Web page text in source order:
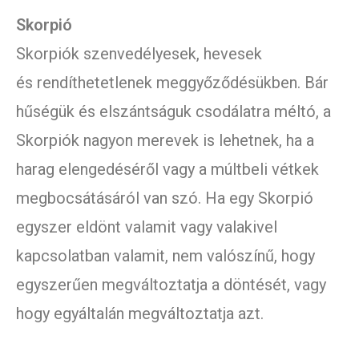
Skorpió
Skorpiók szenvedélyesek, hevesek
és rendíthetetlenek meggyőződésükben. Bár
hűségük és elszántságuk csodálatra méltó, a
Skorpiók nagyon merevek is lehetnek, ha a
harag elengedéséről vagy a múltbeli vétkek
megbocsátásáról van szó. Ha egy Skorpió
egyszer eldönt valamit vagy valakivel
kapcsolatban valamit, nem valószínű, hogy
egyszerűen megváltoztatja a döntését, vagy
hogy egyáltalán megváltoztatja azt.